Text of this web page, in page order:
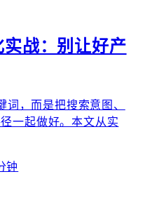
实战：别让好产
词，而是把搜索意图、
一起做好。本文从实
钟